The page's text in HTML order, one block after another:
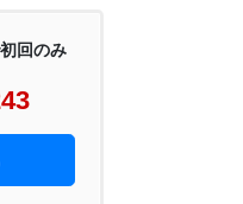
回のみ